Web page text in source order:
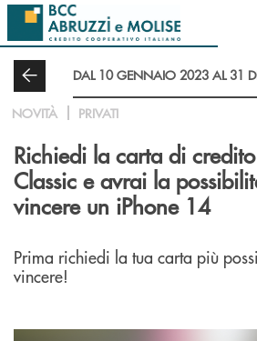
Salta al contenuto principale
DAL 10 GENNAIO 2023 AL 31
NOVITÀ PRIVATI
Richiedi la carta di
Classic e avrai la
vincere un iPhone 14
Prima richiedi la tua carta più
vincere!